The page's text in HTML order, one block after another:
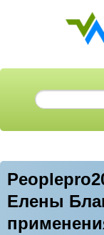
Елены